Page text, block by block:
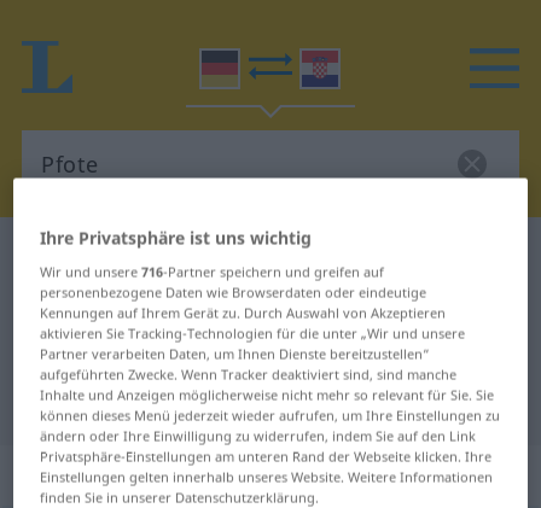
Deutsch-Kroatisch Wörterbuch
Deutsch-Kroatisch Übersetzung für
"Pfote"
"Pfote" Kroatisch Übersetzung
„Pfote“: Femininum
Ihre Privatsphäre ist uns wichtig
Wir und unsere716-Partner speichern und greifen auf
personenbezogene Daten wie Browserdaten oder eindeutige
Kennungen auf Ihrem Gerät zu. Durch Auswahl von Akzeptieren
aktivieren Sie Tracking-Technologien für die unter „Wir und unsere
Partner verarbeiten Daten, um Ihnen Dienste bereitzustellen“
aufgeführten Zwecke. Wenn Tracker deaktiviert sind, sind manche
Inhalte und Anzeigen möglicherweise nicht mehr so relevant für Sie. Sie
können dieses Menü jederzeit wieder aufrufen, um Ihre Einstellungen zu
ändern oder Ihre Einwilligung zu widerrufen, indem Sie auf den Link
Privatsphäre-Einstellungen am unteren Rand der Webseite klicken. Ihre
Einstellungen gelten innerhalb unseres Website. Weitere Informationen
finden Sie in unserer Datenschutzerklärung.